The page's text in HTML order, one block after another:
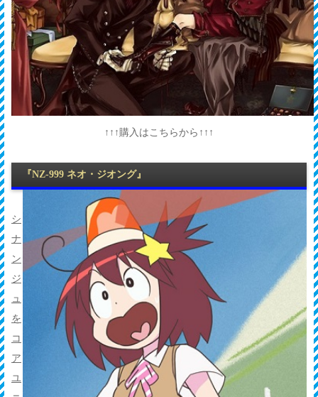
↑↑↑購入はこちらから↑↑↑
『NZ-999 ネオ・ジオング』
シ
ナ
ン
ジ
ュ
を
コ
ア
ユ